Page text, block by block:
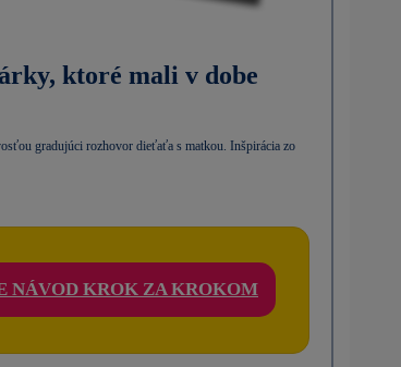
ktoré mali v dobe
gradujúci rozhovor dieťaťa s matkou. Inšpirácia zo
NÁVOD KROK ZA KROKOM